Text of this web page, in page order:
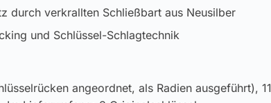
durch verkrallten Schließbart aus Neusilber
und Schlüssel-Schlagtechnik
angeordnet, als Radien ausgeführt), 11